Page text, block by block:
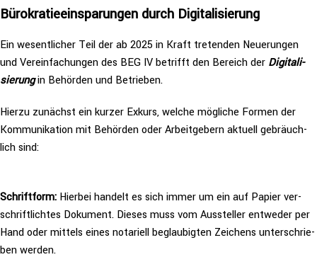
Büro­kra­tie­ein­spa­run­gen durch Digi­ta­li­sie­rung
Ein wesent­li­cher Teil der ab 2025 in Kraft tretenden Neue­run­gen
und Ver­ein­fa­chun­gen des BEG IV betrifft den Bereich der Digi­ta­li­
sie­rungin Behörden und Betrieben.
Hierzu zunächst ein kurzer Exkurs, welche mögliche Formen der
Kom­mu­ni­ka­ti­on mit Behörden oder Arbeit­ge­bern aktuell gebräuch­
lich sind:
Schrift­form: Hierbei handelt es sich immer um ein auf Papier ver­
schrift­lich­tes Dokument. Dieses muss vom Aus­stel­ler entweder per
Hand oder mittels eines notariell beglau­big­ten Zeichens unter­schrie­
ben werden.